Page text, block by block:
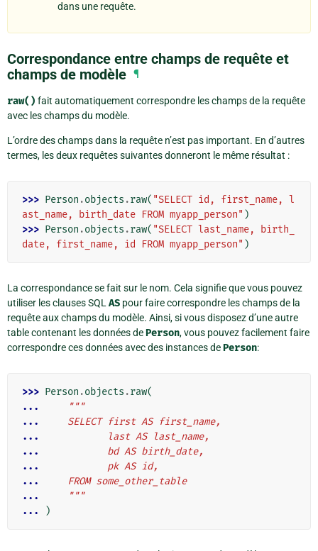
dans une requête.
Correspondance entre champs de requête et
champs de modèle ¶
raw() fait automatiquement correspondre les champs de la requête
avec les champs du modèle.
L’ordre des champs dans la requête n’est pas important. En d’autres
termes, les deux requêtes suivantes donneront le même résultat :
>>> Person .objects .raw( "SELECT id, first_name, l
ast_name, birth_date FROM myapp_person" )
>>> Person .objects .raw( "SELECT last_name, birth_
date, first_name, id FROM myapp_person" )
La correspondance se fait sur le nom. Cela signifie que vous pouvez
utiliser les clauses SQLAS pour faire correspondre les champs de la
requête aux champs du modèle. Ainsi, si vous disposez d’une autre
table contenant les données dePerson, vous pouvez facilement faire
correspondre ces données avec des instances dePerson:
>>> Person .objects .raw(
...
"""
...
    SELECT first AS first_name,
...
           last AS last_name,
...
           bd AS birth_date,
...
           pk AS id,
...
    FROM some_other_table
...
    """
...
)